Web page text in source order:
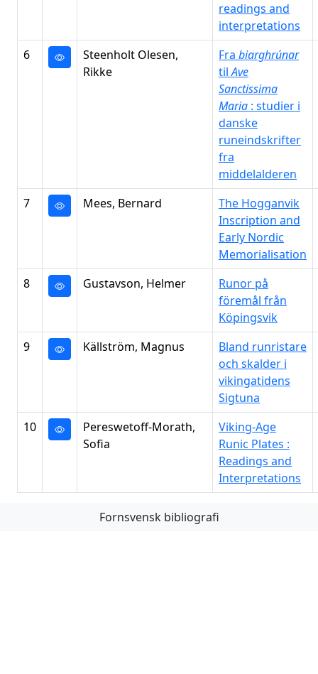
readings and
interpretations
6
Steenholt Olesen,
Rikke
Fra biarghrúnar
tilAve
Sanctissima
Maria : studier i
danske
runeindskrifter
fra
middelalderen
7
Mees, Bernard
The Hogganvik
Inscription and
Early Nordic
Memorialisation
8
Gustavson, Helmer
Runor på
föremål från
Köpingsvik
9
Källström, Magnus
Bland runristare
och skalder i
vikingatidens
Sigtuna
10
Pereswetoff-Morath,
Sofia
Viking-Age
Runic Plates :
Readings and
Interpretations
Föregående Nästa
Fornsvensk bibliografi